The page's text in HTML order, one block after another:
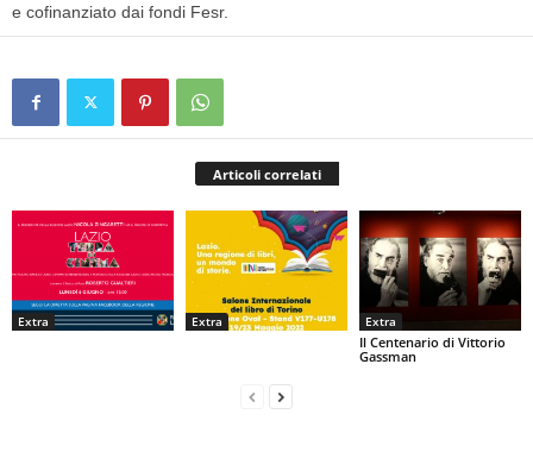
e cofinanziato dai fondi Fesr.
Articoli correlati
Extra Extra Extra
Il Centenario di Vittorio
Gassman